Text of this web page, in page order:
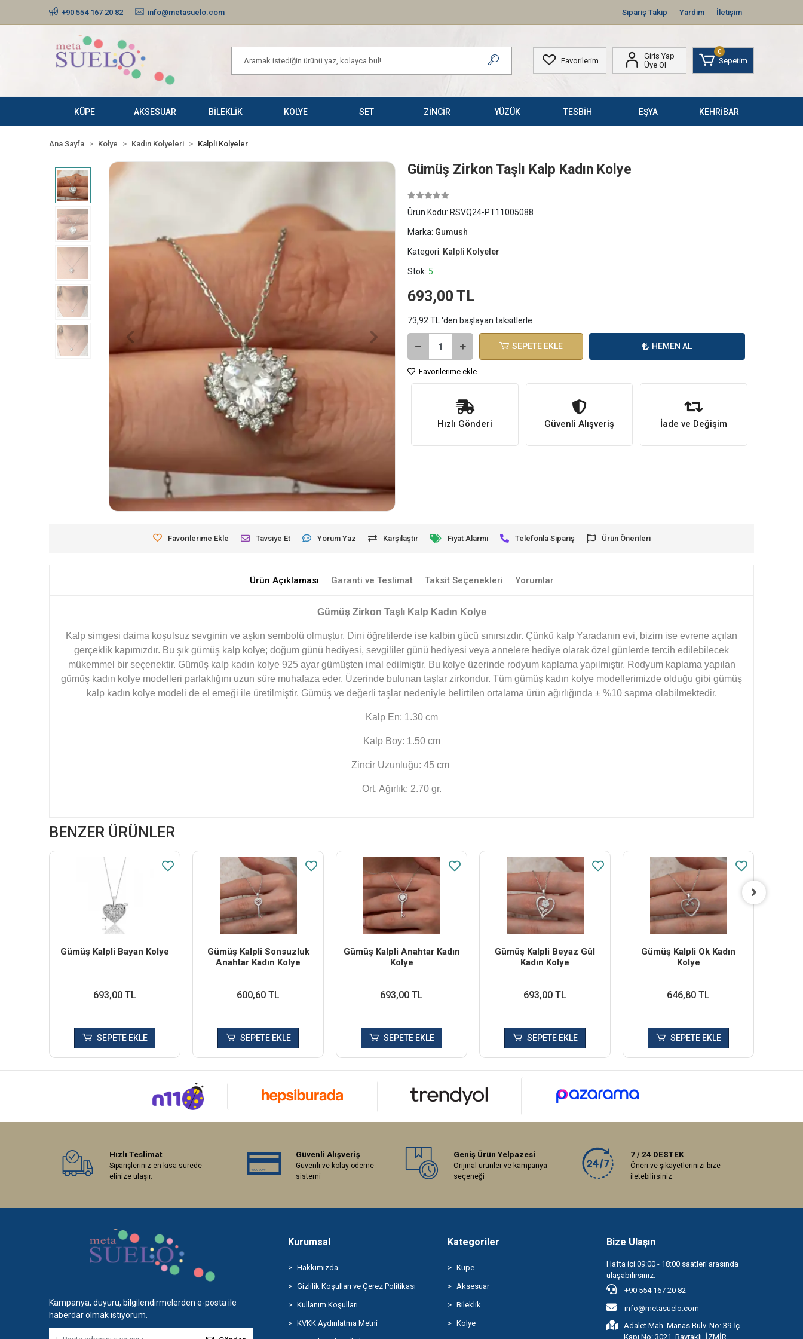
+90 554 167 20 82 info@metasuelo.com Sipariş Takip Yardım İletişim
Favorilerim
Giriş Yap
Üye Ol
0
Sepetim
KÜPE AKSESUAR BİLEKLİK KOLYE SET ZİNCİR YÜZÜK TESBİH EŞYA KEHRİBAR
Ana Sayfa Kolye Kadın Kolyeleri Kalpli Kolyeler
Gümüş Zirkon Taşlı Kalp Kadın Kolye
Ürün Kodu: RSVQ24-PT11005088
Marka: Gumush
Kategori: Kalpli Kolyeler
Stok: 5
693,00 TL
73,92 TL 'den başlayan taksitlerle
SEPETE EKLE HEMEN AL
Favorilerime ekle
Hızlı Gönderi Güvenli Alışveriş İade ve Değişim
Favorilerime Ekle Tavsiye Et Yorum Yaz Karşılaştır Fiyat Alarmı Telefonla Sipariş Ürün Önerileri
Ürün Açıklaması Garanti ve Teslimat Taksit Seçenekleri Yorumlar
Gümüş Zirkon Taşlı Kalp Kadın Kolye
Kalp simgesi daima koşulsuz sevginin ve aşkın sembolü olmuştur. Dini öğretilerde ise kalbin gücü sınırsızdır. Çünkü kalp Yaradanın evi, bizim ise evrene açılan
gerçeklik kapımızdır. Bu şık gümüş kalp kolye; doğum günü hediyesi, sevgililer günü hediyesi veya annelere hediye olarak özel günlerde tercih edilebilecek
mükemmel bir seçenektir. Gümüş kalp kadın kolye 925 ayar gümüşten imal edilmiştir. Bu kolye üzerinde rodyum kaplama yapılmıştır. Rodyum kaplama yapılan
gümüş kadın kolye modelleri parlaklığını uzun süre muhafaza eder. Üzerinde bulunan taşlar zirkondur. Tüm gümüş kadın kolye modellerimizde olduğu gibi gümüş
kalp kadın kolye modeli de el emeği ile üretilmiştir. Gümüş ve değerli taşlar nedeniyle belirtilen ortalama ürün ağırlığında ± %10 sapma olabilmektedir.
Kalp En: 1.30 cm
Kalp Boy: 1.50 cm
Zincir Uzunluğu: 45 cm
Ort. Ağırlık: 2.70 gr.
BENZER ÜRÜNLER
Gümüş Kalpli Bayan Kolye
693,00 TL
SEPETE EKLE
Gümüş Kalpli Sonsuzluk
Anahtar Kadın Kolye
600,60 TL
SEPETE EKLE
Gümüş Kalpli Anahtar Kadın
Kolye
693,00 TL
SEPETE EKLE
Gümüş Kalpli Beyaz Gül
Kadın Kolye
693,00 TL
SEPETE EKLE
Gümüş Kalpli Ok Kadın
Kolye
646,80 TL
SEPETE EKLE
Hızlı Teslimat
Siparişleriniz en kısa sürede
elinize ulaşır.
Güvenli Alışveriş
Güvenli ve kolay ödeme
sistemi
Geniş Ürün Yelpazesi
Orijinal ürünler ve kampanya
seçeneği
7 / 24 DESTEK
Öneri ve şikayetlerinizi bize
iletebilirsiniz.
Kampanya, duyuru, bilgilendirmelerden e-posta ile
haberdar olmak istiyorum.
Kurumsal
Hakkımızda
Gizlilik Koşulları ve Çerez Politikası
Kullanım Koşulları
KVKK Aydınlatma Metni
Kategoriler
Küpe
Aksesuar
Bileklik
Kolye
Bize Ulaşın
Hafta içi 09:00 - 18:00 saatleri arasında
ulaşabilirsiniz.
+90 554 167 20 82
info@metasuelo.com
Adalet Mah. Manas Bulv. No: 39 İç
Kapı No: 3021, Bayraklı, İZMİR